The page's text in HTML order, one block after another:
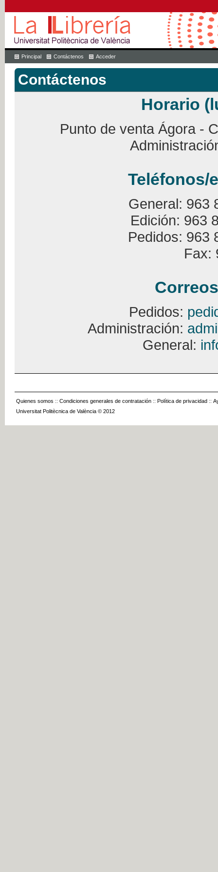
Principal Contáctenos Acceder
Contáctenos
Horario
Punto de venta Ágora -
Teléfonos/
General: 963
Edición: 963
Pedidos: 963
Fax:
Pedidos:
Administración:
General:
Quienes somos :: Condiciones generales de contratación :: Política de privacidad ::
Universitat Politècnica de València © 2012